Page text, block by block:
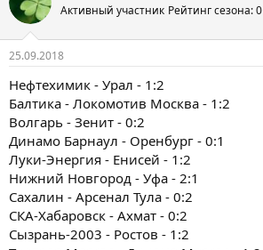
Активный участник Рейтинг сезона: 0
25.09.2018
Нефтехимик - Урал - 1:2
Балтика - Локомотив Москва - 1:2
Волгарь - Зенит - 0:2
Динамо Барнаул - Оренбург - 0:1
Луки-Энергия - Енисей - 1:2
Нижний Новгород - Уфа - 2:1
Сахалин - Арсенал Тула - 0:2
СКА-Хабаровск - Ахмат - 0:2
Сызрань-2003 - Ростов - 1:2